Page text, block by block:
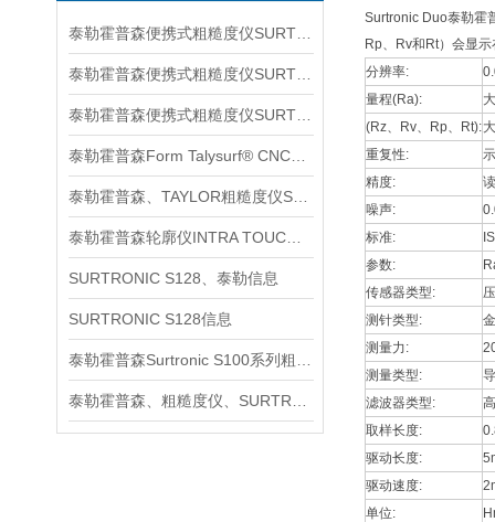
SURTRONIC S128、泰勒信息
SURTRONIC S128信息
Surtronic Duo泰勒霍
Rp、Rv和Rt）会显
分辨率:
量程(Ra):
(Rz、Rv、Rp、Rt):
重复性:
精度:
噪声:
标准:
参数:
传感器类型:
测针类型:
测量力:
测量类型:
滤波器类型:
取样长度:
驱动长度:
驱动速度:
单位: